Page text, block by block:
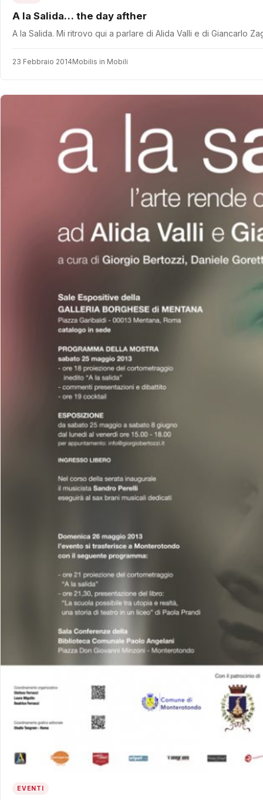
A la Salida… the day afther
A la Salida. Mi ritrovo qui a parlare di Alida Valli e di Giancarlo
23 Febbraio 2014Mobilis in Mobili
EVENTI